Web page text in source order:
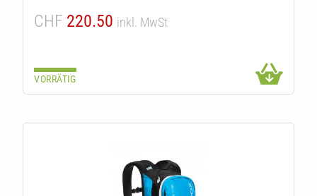
CHF 220.50 inkl. MwSt
VORRÄTIG